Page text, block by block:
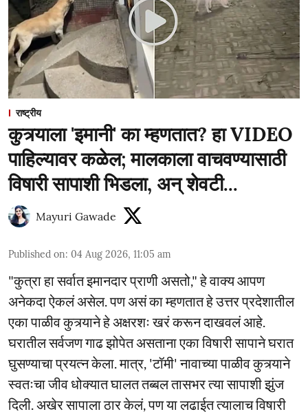
राष्ट्रीय
कुत्र्याला 'इमानी' का म्हणतात? हा VIDEO
पाहिल्यावर कळेल; मालकाला वाचवण्यासाठी
विषारी सापाशी भिडला, अन् शेवटी...
Mayuri Gawade
Published on: 04 Aug 2026, 11:05 am
"कुत्रा हा सर्वात इमानदार प्राणी असतो," हे वाक्य आपण
अनेकदा ऐकलं असेल. पण असं का म्हणतात हे उत्तर प्रदेशातील
एका पाळीव कुत्र्याने हे अक्षरशः खरं करून दाखवलं आहे.
घरातील सर्वजण गाढ झोपेत असताना एका विषारी सापाने घरात
घुसण्याचा प्रयत्न केला. मात्र, 'टॉमी' नावाच्या पाळीव कुत्र्याने
स्वतःचा जीव धोक्यात घालत तब्बल तासभर त्या सापाशी झुंज
दिली. अखेर सापाला ठार केलं, पण या लढाईत त्यालाच विषारी